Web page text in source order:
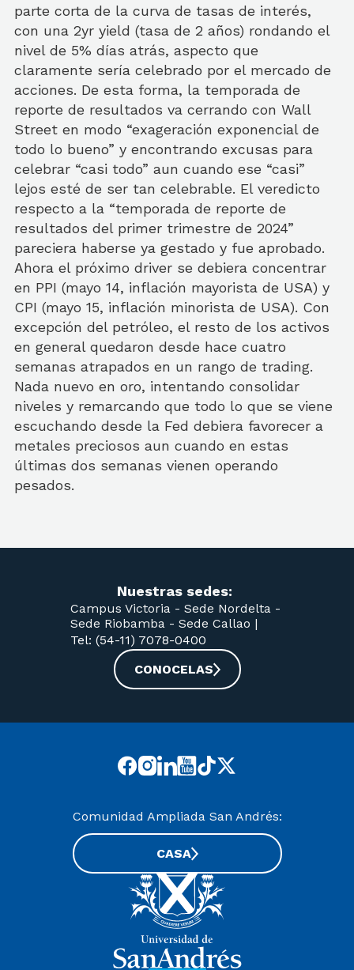
parte corta de la curva de tasas de interés,
con una 2yr yield (tasa de 2 años) rondando el
nivel de 5% días atrás, aspecto que
claramente sería celebrado por el mercado de
acciones. De esta forma, la temporada de
reporte de resultados va cerrando con Wall
Street en modo “exageración exponencial de
todo lo bueno” y encontrando excusas para
celebrar “casi todo” aun cuando ese “casi”
lejos esté de ser tan celebrable. El veredicto
respecto a la “temporada de reporte de
resultados del primer trimestre de 2024”
pareciera haberse ya gestado y fue aprobado.
Ahora el próximo driver se debiera concentrar
en PPI (mayo 14, inflación mayorista de USA) y
CPI (mayo 15, inflación minorista de USA). Con
excepción del petróleo, el resto de los activos
en general quedaron desde hace cuatro
semanas atrapados en un rango de trading.
Nada nuevo en oro, intentando consolidar
niveles y remarcando que todo lo que se viene
escuchando desde la Fed debiera favorecer a
metales preciosos aun cuando en estas
últimas dos semanas vienen operando
pesados.
Nuestras sedes:
Campus Victoria - Sede Nordelta -
Sede Riobamba - Sede Callao |
Tel: (54-11) 7078-0400
CONOCELAS
Comunidad Ampliada San Andrés:
CASA